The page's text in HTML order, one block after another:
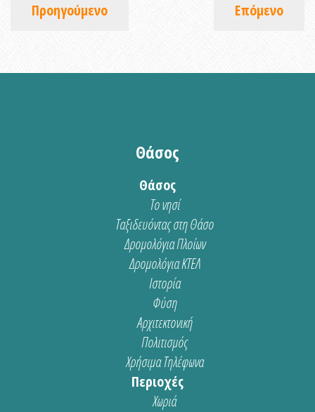
Προηγούμενο Επόμενο
Θάσος
Θάσος
Το νησί
Ταξιδευόντας στη Θάσο
Δρομολόγια Πλοίων
Δρομολόγια ΚΤΕΛ
Ιστορία
Φύση
Αρχιτεκτονική
Πολιτισμός
Χρήσιμα Τηλέφωνα
Περιοχές
Χωριά